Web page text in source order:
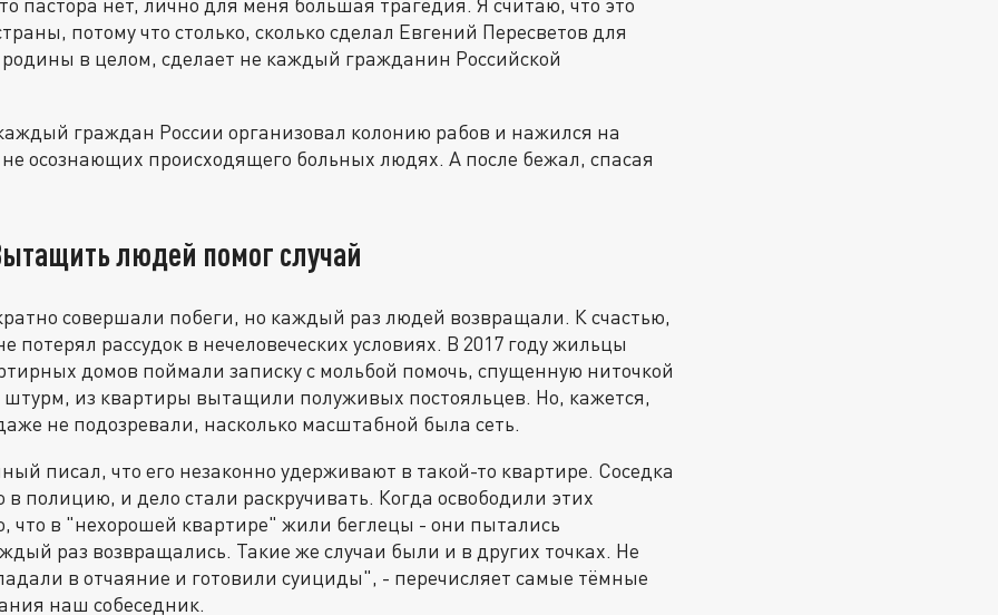
пастора нет, лично для меня большая трагедия. Я считаю, что это
потому что столько, сколько сделал Евгений Пересветов для
в целом, сделает не каждый гражданин Российской
граждан России организовал колонию рабов и нажился на
осознающих происходящего больных людях. А после бежал, спасая
людей помог случай
совершали побеги, но каждый раз людей возвращали. К счастью,
потерял рассудок в нечеловеческих условиях. В 2017 году жильцы
домов поймали записку с мольбой помочь, спущенную ниточкой
штурм, из квартиры вытащили полуживых постояльцев. Но, кажется,
не подозревали, насколько масштабной была сеть.
писал, что его незаконно удерживают в такой-то квартире. Соседка
полицию, и дело стали раскручивать. Когда освободили этих
что в "нехорошей квартире" жили беглецы - они пытались
раз возвращались. Такие же случаи были и в других точках. Не
в отчаяние и готовили суициды", - перечисляет самые тёмные
наш собеседник.